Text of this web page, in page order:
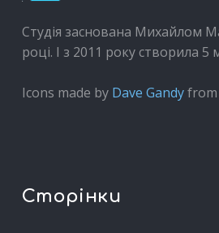
Студія заснована Михайлом
році. І з 2011 року створила 5
Icons made by Dave Gandyfrom
Сторінки